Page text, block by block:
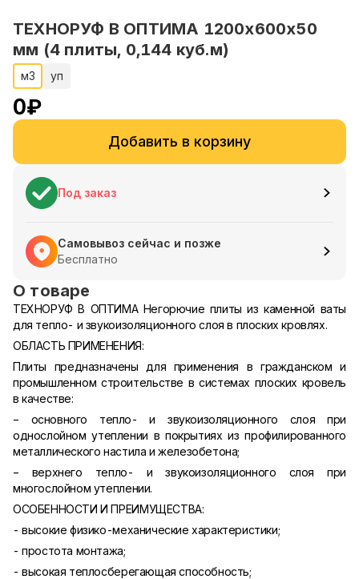
ТЕХНОРУФ В ОПТИМА 1200х600х50
мм (4 плиты, 0,144 куб.м)
м3 уп
0₽
Добавить в корзину
Под заказ
Самовывоз сейчас и позже
Бесплатно
О товаре
ТЕХНОРУФ В ОПТИМА Негорючие плиты из каменной ваты
для тепло- и звукоизоляционного слоя в плоских кровлях.
ОБЛАСТЬ ПРИМЕНЕНИЯ:
Плиты предназначены для применения в гражданском и
промышленном строительстве в системах плоских кровель
в качестве:
− основного тепло- и звукоизоляционного слоя при
однослойном утеплении в покрытиях из профилированного
металлического настила и железобетона;
− верхнего тепло- и звукоизоляционного слоя при
многослойном утеплении.
ОСОБЕННОСТИ И ПРЕИМУЩЕСТВА:
- высокие физико-механические характеристики;
- простота монтажа;
- высокая теплосберегающая способность;